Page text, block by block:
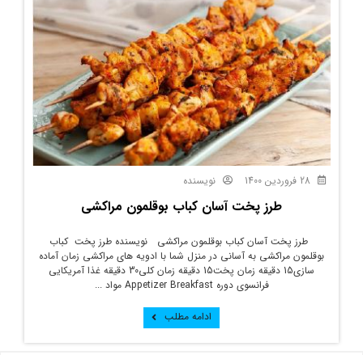
نویسنده
طرز پخت آسان کباب بوقلمون مراکشی
طرز پخت آسان کباب بوقلمون مراکشی نویسنده طرز پخت کباب
بوقلمون مراکشی به آسانی در منزل شما با ادویه های مراکشی زمان آماده
سازی15 دقیقه زمان پخت15 دقیقه زمان کلی30 دقیقه غذا آمریکایی
فرانسوی دوره Appetizer Breakfast مواد ...
ادامه مطلب